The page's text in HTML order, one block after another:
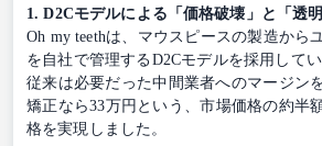
1. D2Cモデルによる「価格破壊」と「透明
Oh my teethは、マウスピースの製造から
を自社で管理するD2Cモデルを採用して
従来は必要だった中間業者へのマージン
矯正なら33万円という、市場価格の約半
格を実現しました。